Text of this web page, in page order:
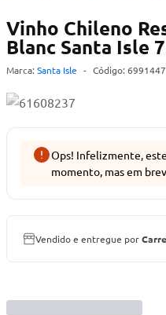
Vinho Chileno
Blanc Santa Isle
Marca: Santa Isle - Código: 6991447
Ops! Infelizmente,
momento, mas em
Vendido e entregue por